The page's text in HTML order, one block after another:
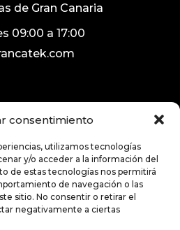
consentimiento
utilizamos tecnologías
y/o acceder a la información del
de estas tecnologías nos permitirá
de navegación o las
sitio. No consentir o retirar el
negativamente a ciertas
de Gran Canaria
09:00 a 17:00
inmediata
exprés
928 676 191